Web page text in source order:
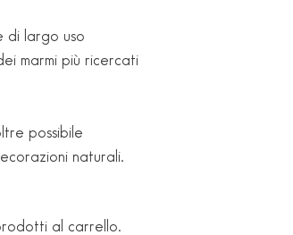
di largo uso
marmi più ricercati
possibile
naturali.
al carrello.